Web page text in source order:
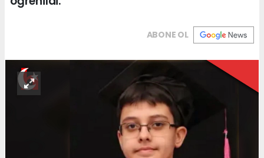
ABONE OL